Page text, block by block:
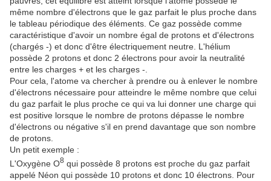
même nombre d'électrons que le gaz parfait le plus proche dans
le tableau périodique des éléments. Ce gaz possède comme
caractéristique d'avoir un nombre égal de protons et d'électrons
(chargés -) et donc d'être électriquement neutre. L'hélium
possède 2 protons et donc 2 électrons pour avoir la neutralité
entre les charges + et les charges -.
Pour cela, l'atome va chercher à prendre ou à enlever le nombre
d'électrons nécessaire pour atteindre le même nombre que celui
du gaz parfait le plus proche ce qui va lui donner une charge qui
est positive lorsque le nombre de protons dépasse le nombre
d'électrons ou négative s'il en prend davantage que son nombre
de protons.
Un petit exemple :
L'Oxygène O8 qui possède 8 protons est proche du gaz parfait
appelé Néon qui possède 10 protons et donc 10 électrons. Pour